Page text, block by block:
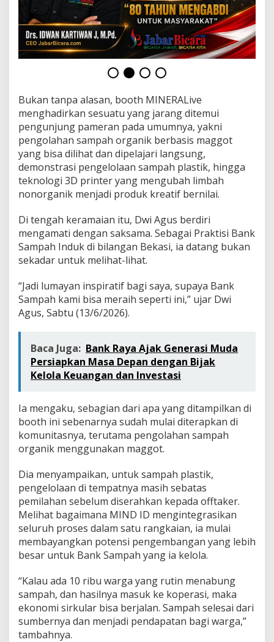
k
o
n
o
m
r
k
u
l
a
r
d
i
V
I
R
O
C
H
2
6
Bukan tanpa alasan, booth MINERALive
menghadirkan sesuatu yang jarang ditemui
pengunjung pameran pada umumnya, yakni
pengolahan sampah organik berbasis maggot
yang bisa dilihat dan dipelajari langsung,
demonstrasi pengelolaan sampah plastik, hingga
teknologi 3D printer yang mengubah limbah
nonorganik menjadi produk kreatif bernilai.
Di tengah keramaian itu, Dwi Agus berdiri
mengamati dengan saksama. Sebagai Praktisi Bank
Sampah Induk di bilangan Bekasi, ia datang bukan
sekadar untuk melihat-lihat.
“Jadi lumayan inspiratif bagi saya, supaya Bank
Sampah kami bisa meraih seperti ini,” ujar Dwi
Agus, Sabtu (13/6/2026).
Baca Juga: Bank Raya Ajak Generasi Muda
Persiapkan Masa Depan dengan Bijak
Kelola Keuangan dan Investasi
Ia mengaku, sebagian dari apa yang ditampilkan di
booth ini sebenarnya sudah mulai diterapkan di
komunitasnya, terutama pengolahan sampah
organik menggunakan maggot.
Dia menyampaikan, untuk sampah plastik,
pengelolaan di tempatnya masih sebatas
pemilahan sebelum diserahkan kepada offtaker.
Melihat bagaimana MIND ID mengintegrasikan
seluruh proses dalam satu rangkaian, ia mulai
membayangkan potensi pengembangan yang lebih
besar untuk Bank Sampah yang ia kelola.
“Kalau ada 10 ribu warga yang rutin menabung
sampah, dan hasilnya masuk ke koperasi, maka
ekonomi sirkular bisa berjalan. Sampah selesai dari
sumbernya dan menjadi pendapatan bagi warga,”
tambahnya.